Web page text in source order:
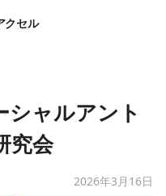
クセル
シャルアント
究会
2026年3月16日